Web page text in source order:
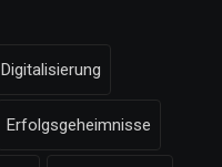
Digitalisierung
Erfolgsgeheimnisse